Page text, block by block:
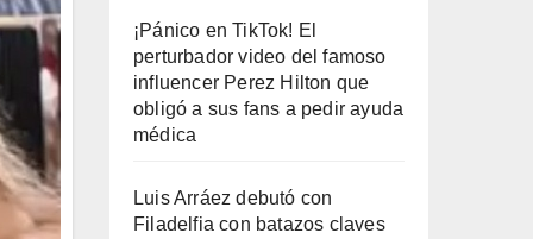
¡Pánico en TikTok! El
perturbador video del famoso
influencer Perez Hilton que
obligó a sus fans a pedir ayuda
médica
Luis Arráez debutó con
Filadelfia con batazos claves